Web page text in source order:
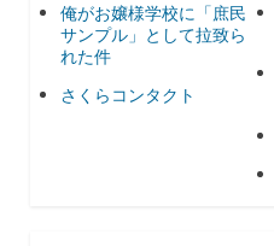
俺がお嬢様学校に「庶民
サンプル」として拉致ら
れた件
さくらコンタクト